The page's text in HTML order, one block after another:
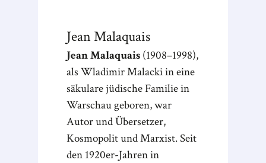
JeanMalaquais
Jean Malaquais (1908–1998),
als Wladimir Malacki in eine
säkulare jüdische Familie in
Warschau geboren, war
Autor und Übersetzer,
Kosmopolit und Marxist. Seit
den 1920er-Jahren in